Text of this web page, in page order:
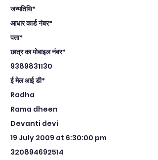
जन्मतिथि*
आधार कार्ड नंबर*
पता*
छात्र का मोबाइल नंबर*
9389831130
ई मेल आई डी*
Radha
Rama dheen
Devanti devi
19 July 2009 at 6:30:00 pm
320894692514